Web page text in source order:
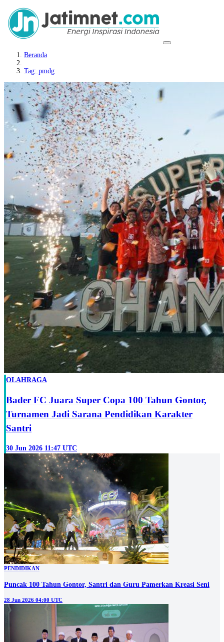
Beranda
Tag: pmdg
OLAHRAGA
Bader FC Juara Super Copa 100 Tahun Gontor,
Turnamen Jadi Sarana Pendidikan Karakter
Santri
30 Jun 2026 11:47 UTC
PENDIDIKAN
Puncak 100 Tahun Gontor, Santri dan Guru Pamerkan Kreasi Seni
28 Jun 2026 04:00 UTC